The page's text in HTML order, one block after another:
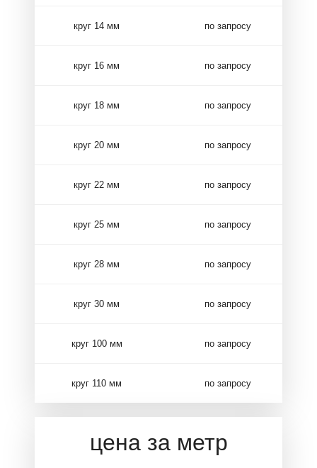
круг 14 мм по запросу
круг 16 мм по запросу
круг 18 мм по запросу
круг 20 мм по запросу
круг 22 мм по запросу
круг 25 мм по запросу
круг 28 мм по запросу
круг 30 мм по запросу
круг 100 мм по запросу
круг 110 мм по запросу
цена за метр